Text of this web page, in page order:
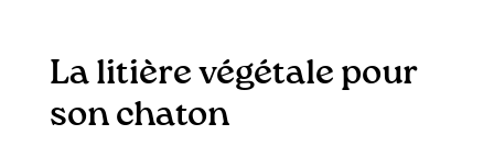
La litière végétale pour
son chaton